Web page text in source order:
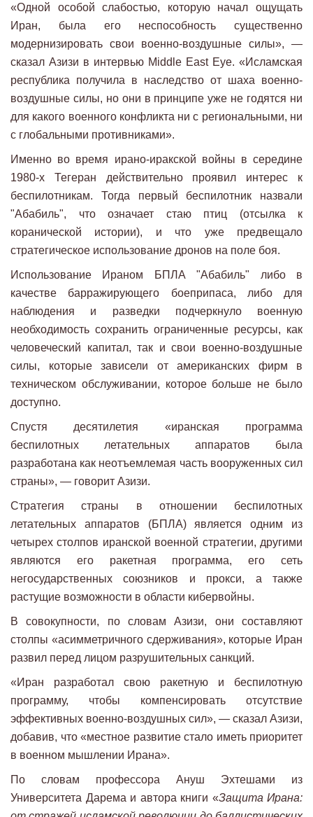
«Одной особой слабостью, которую начал ощущать
Иран, была его неспособность существенно
модернизировать свои военно-воздушные силы», —
сказал Азизи в интервью Middle East Eye. «Исламская
республика получила в наследство от шаха военно-
воздушные силы, но они в принципе уже не годятся ни
для какого военного конфликта ни с региональными, ни
с глобальными противниками».
Именно во время ирано-иракской войны в середине
1980-х Тегеран действительно проявил интерес к
беспилотникам. Тогда первый беспилотник назвали
"Абабиль", что означает стаю птиц (отсылка к
коранической истории), и что уже предвещало
стратегическое использование дронов на поле боя.
Использование Ираном БПЛА "Абабиль" либо в
качестве барражирующего боеприпаса, либо для
наблюдения и разведки подчеркнуло военную
необходимость сохранить ограниченные ресурсы, как
человеческий капитал, так и свои военно-воздушные
силы, которые зависели от американских фирм в
техническом обслуживании, которое больше не было
доступно.
Спустя десятилетия «иранская программа
беспилотных летательных аппаратов была
разработана как неотъемлемая часть вооруженных сил
страны», — говорит Азизи.
Стратегия страны в отношении беспилотных
летательных аппаратов (БПЛА) является одним из
четырех столпов иранской военной стратегии, другими
являются его ракетная программа, его сеть
негосударственных союзников и прокси, а также
растущие возможности в области кибервойны.
В совокупности, по словам Азизи, они составляют
столпы «асимметричного сдерживания», которые Иран
развил перед лицом разрушительных санкций.
«Иран разработал свою ракетную и беспилотную
программу, чтобы компенсировать отсутствие
эффективных военно-воздушных сил», — сказал Азизи,
добавив, что «местное развитие стало иметь приоритет
в военном мышлении Ирана».
По словам профессора Ануш Эхтешами из
Университета Дарема и автора книги «Защита Ирана: